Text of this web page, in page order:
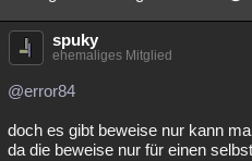
spuky
ehemaliges Mitglied
@error84
doch es gibt beweise nur kann
da die beweise nur für einen